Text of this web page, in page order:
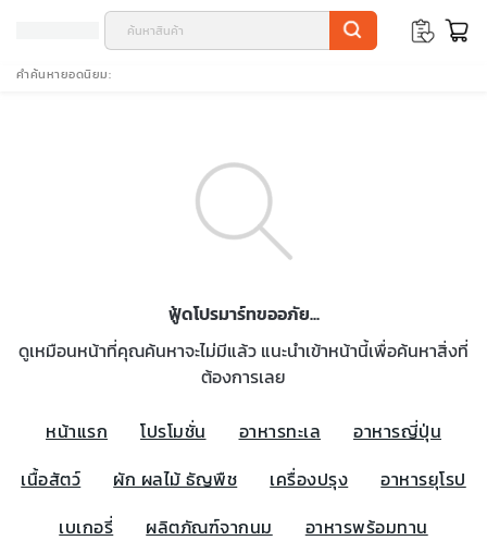
คำค้นหายอดนิยม
ฟู้ดโปรมาร์ทขออภัย...
ดูเหมือนหน้าที่คุณค้นหาจะไม่มีแล้ว แนะนำเข้าหน้านี้เพื่อค้นหาสิ่งที่
ต้องการเลย
หน้าแรก โปรโมชั่น อาหารทะเล
อาหารญี่ปุ่น
เนื้อสัตว์
ผัก ผลไม้ ธัญพืช เครื่องปรุง
อาหารยุโรป
เบเกอรี่
ผลิตภัณฑ์จากนม
อาหารพร้อมทาน